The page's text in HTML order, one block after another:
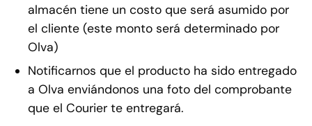
almacén tiene un costo que será asumido por
el cliente (este monto será determinado por
Olva)
Notificarnos que el producto ha sido entregado
a Olva enviándonos una foto del comprobante
que el Courier te entregará.